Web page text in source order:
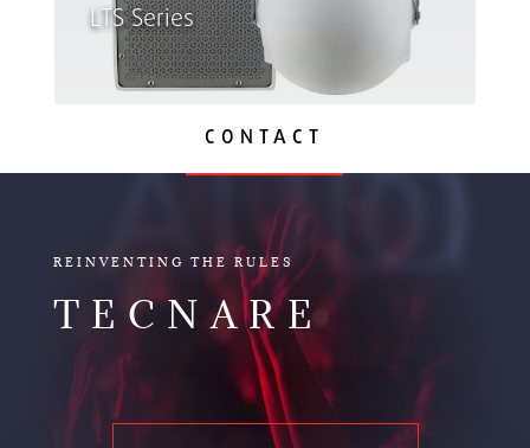
LTS Series
CONTACT AUDIO
REINVENTING THE RULES
TECNARE